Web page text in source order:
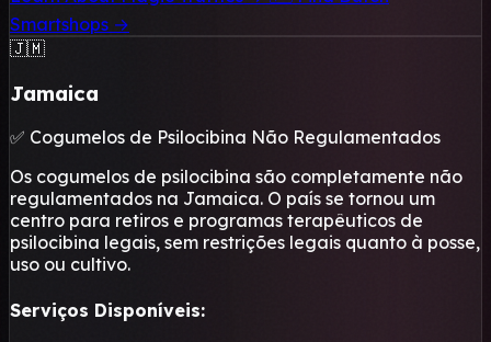
Smartshops →
🇯🇲
Jamaica
✅ Cogumelos de Psilocibina Não Regulamentados
Os cogumelos de psilocibina são completamente não
regulamentados na Jamaica. O país se tornou um
centro para retiros e programas terapêuticos de
psilocibina legais, sem restrições legais quanto à posse,
uso ou cultivo.
Serviços Disponíveis: